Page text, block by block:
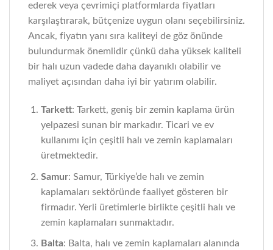
ederek veya çevrimiçi platformlarda fiyatları
karşılaştırarak, bütçenize uygun olanı seçebilirsiniz.
Ancak, fiyatın yanı sıra kaliteyi de göz önünde
bulundurmak önemlidir çünkü daha yüksek kaliteli
bir halı uzun vadede daha dayanıklı olabilir ve
maliyet açısından daha iyi bir yatırım olabilir.
Tarkett: Tarkett, geniş bir zemin kaplama ürün
yelpazesi sunan bir markadır. Ticari ve ev
kullanımı için çeşitli halı ve zemin kaplamaları
üretmektedir.
Samur: Samur, Türkiye’de halı ve zemin
kaplamaları sektöründe faaliyet gösteren bir
firmadır. Yerli üretimlerle birlikte çeşitli halı ve
zemin kaplamaları sunmaktadır.
Balta: Balta, halı ve zemin kaplamaları alanında